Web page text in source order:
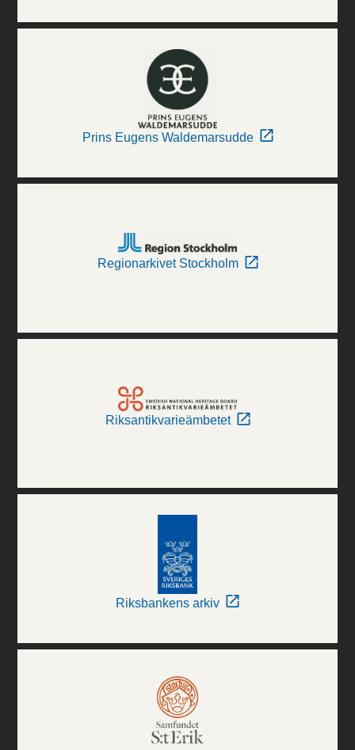
Prins Eugens Waldemarsudde
Regionarkivet Stockholm
Riksantikvarieämbetet
Riksbankens arkiv